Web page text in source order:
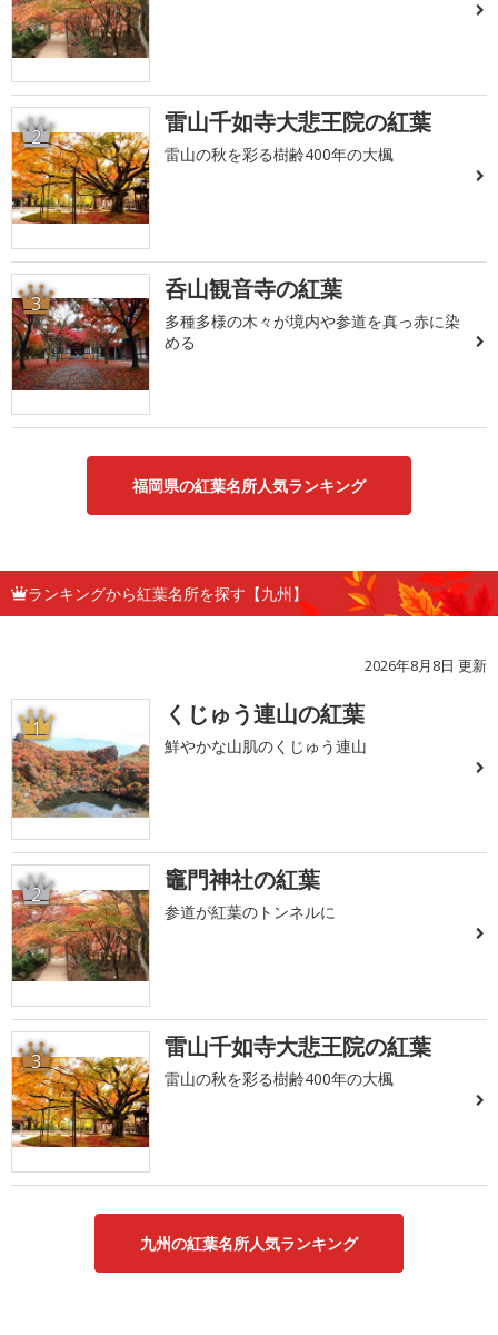
2 雷山千如寺大悲王院の紅葉
雷山の秋を彩る樹齢400年の大楓
3 呑山観音寺の紅葉
多種多様の木々が境内や参道を真っ赤に染
める
福岡県の紅葉名所人気ランキング
ランキングから紅葉名所を探す【九州】
2026年8月8日 更新
1 くじゅう連山の紅葉
鮮やかな山肌のくじゅう連山
2 竈門神社の紅葉
参道が紅葉のトンネルに
3 雷山千如寺大悲王院の紅葉
雷山の秋を彩る樹齢400年の大楓
九州の紅葉名所人気ランキング